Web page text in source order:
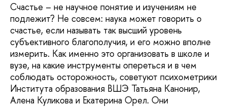
Счастье – не научное понятие и изучениям не
подлежит? Не совсем: наука может говорить о
счастье, если называть так высший уровень
субъективного благополучия, и его можно вполне
измерить. Как именно это организовать в школе и
вузе, на какие инструменты опереться и в чем
соблюдать осторожность, советуют психометрики
Института образования ВШЭ Татьяна Канонир,
Алена Куликова и Екатерина Орел. Они